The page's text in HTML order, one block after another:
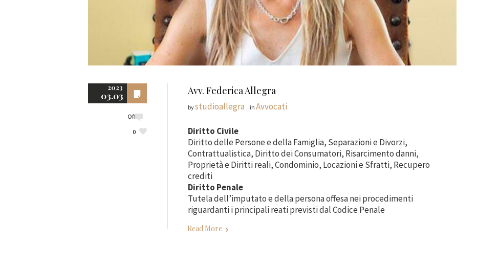
2023
03.03
Off
0
Avv. Federica Allegra
bystudioallegra in Avvocati
Diritto Civile
Diritto delle Persone e della Famiglia, Separazioni e Divorzi,
Contrattualistica, Diritto dei Consumatori, Risarcimento danni,
Proprietà e Diritti reali, Condominio, Locazioni e Sfratti, Recupero
crediti
Diritto Penale
Tutela dell’imputato e della persona offesa nei procedimenti
riguardanti i principali reati previsti dal Codice Penale
Read More